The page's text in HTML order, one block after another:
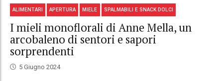
ALIMENTARI APERTURA MIELE SPALMABILI E SNACK DOLCI
I mieli monoflorali di Anne Mella, un
arcobaleno di sentori e sapori
sorprendenti
5 Giugno 2024